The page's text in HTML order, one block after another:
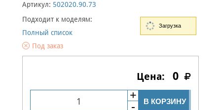
Артикул: 502020.90.73
Подходит к моделям:
Полный список
Под заказ
0
В КОРЗИНУ
Загрузка